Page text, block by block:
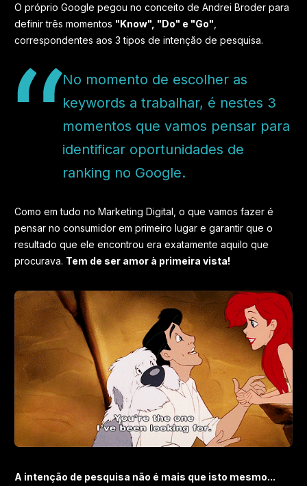
O próprio Google pegou no conceito de Andrei Broder para
definir três momentos "Know", "Do" e "Go"
correspondentes aos 3 tipos de intenção de pesquisa.
No momento de escolher as
keywords a trabalhar, é nestes 3
momentos que vamos pensar para
identificar oportunidades de
ranking no Google.
Como em tudo no Marketing Digital, o que vamos fazer é
pensar no consumidor em primeiro lugar e garantir que o
resultado que ele encontrou era exatamente aquilo que
procurava. Tem de ser amor à primeira vista!
A intenção de pesquisa não é mais que isto mesmo...